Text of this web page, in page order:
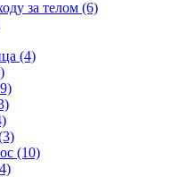
за телом (6)
(4)
(10)